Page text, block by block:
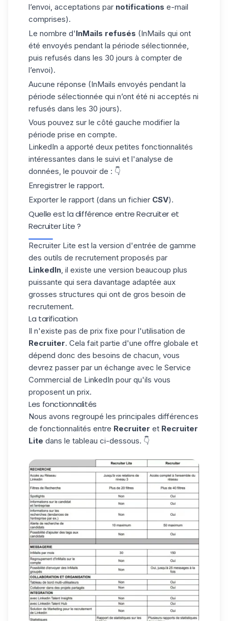
l’envoi, acceptations par notifications e-mail
comprises).
Le nombre d'InMails refusés (InMails qui ont
été envoyés pendant la période sélectionnée,
puis refusés dans les 30 jours à compter de
l’envoi).
Aucune réponse (InMails envoyés pendant la
période sélectionnée qui n’ont été ni acceptés ni
refusés dans les 30 jours).
Vous pouvez sur le côté gauche modifier la
période prise en compte.
LinkedIn a apporté deux petites fonctionnalités
intéressantes dans le suivi et l'analyse de
données, le pouvoir de : 👇
Enregistrer le rapport.
Exporter le rapport (dans un fichier CSV).
Quelle est la différence entre Recruiter et
Recruiter Lite ?
Recruiter Lite est la version d'entrée de gamme
des outils de recrutement proposés par
LinkedIn , il existe une version beaucoup plus
puissante qui sera davantage adaptée aux
grosses structures qui ont de gros besoin de
recrutement.
La tarification
Il n'existe pas de prix fixe pour l'utilisation de
Recruiter. Cela fait partie d'une offre globale et
dépend donc des besoins de chacun, vous
devrez passer par un échange avec le Service
Commercial de LinkedIn pour qu'ils vous
proposent un prix.
Les fonctionnalités
Nous avons regroupé les principales différences
de fonctionnalités entre Recruiter et Recruiter
Lite dans le tableau ci-dessous. 👇